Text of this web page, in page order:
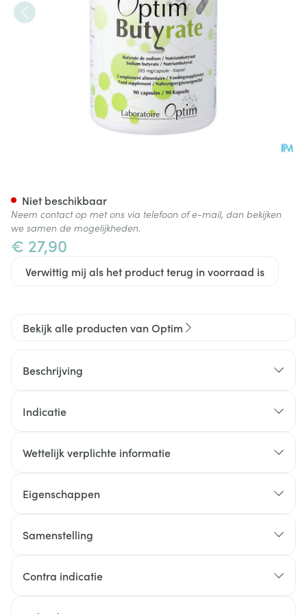
€ 27,90
Verwittig mij als het product terug in voorraad is
Niet beschikbaar
Neem contact op met ons via telefoon of e-mail, dan bekijken
we samen de mogelijkheden.
Bekijk alle producten van Optim
Beschrijving
Indicatie
Wettelijk verplichte informatie
Eigenschappen
Samenstelling
Contra indicatie